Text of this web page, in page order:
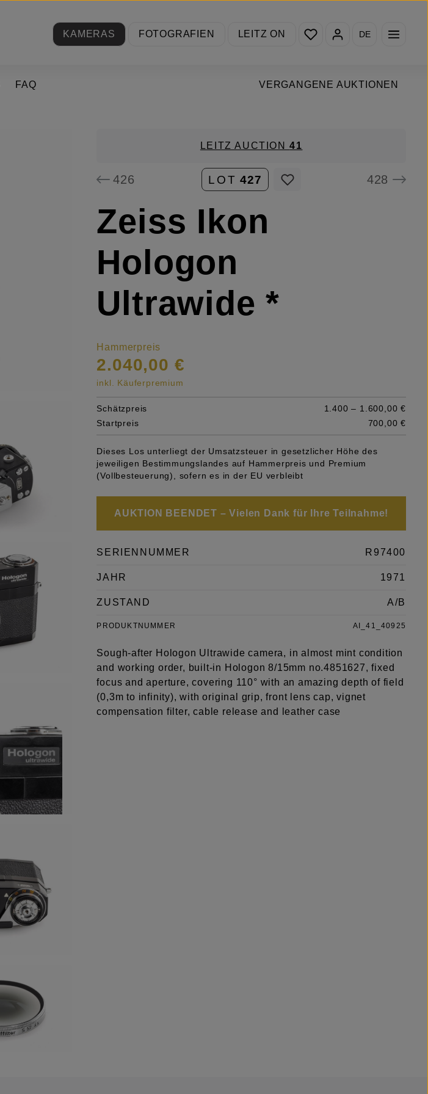
KAMERAS
FOTOGRAFIEN LEITZ ON
Du hast 0 Produkte auf
DE
VERGANGENE AUKTIONEN
FAQ
LEITZ AUCTION41
426 LOT 427 428
Zeiss Ikon
Hologon
Ultrawide *
Hammerpreis
2.040,00 €
inkl. Käuferpremium
Schätzpreis
1.400 – 1.600,00 €
Startpreis
700,00 €
Dieses Los unterliegt der Umsatzsteuer in gesetzlicher Höhe des
jeweiligen Bestimmungslandes auf Hammerpreis und Premium
(Vollbesteuerung), sofern es in der EU verbleibt
AUKTION BEENDET – Vielen Dank für Ihre Teilnahme!
SERIENNUMMER R97400
JAHR 1971
ZUSTAND A/B
PRODUKTNUMMER AI_41_40925
Sough-after Hologon Ultrawide camera, in almost mint condition
and working order, built-in Hologon 8/15mm no.4851627, fixed
focus and aperture, covering 110° with an amazing depth of field
(0,3m to infinity), with original grip, front lens cap, vignet
compensation filter, cable release and leather case